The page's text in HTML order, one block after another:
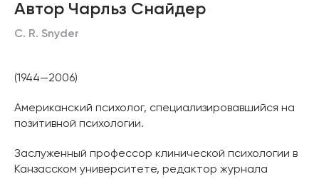
Автор Чарльз Снайдер
C. R. Snyder
(1944—2006)
Американский психолог, специализировавшийся на
позитивной психологии.
Заслуженный профессор клинической психологии в
Канзасском университете, редактор журнала